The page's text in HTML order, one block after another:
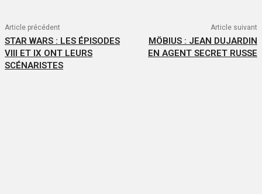
Article précédent
STAR WARS : LES ÉPISODES
VIII ET IX ONT LEURS
SCÉNARISTES
Article suivant
MÖBIUS : JEAN DUJARDIN
EN AGENT SECRET RUSSE